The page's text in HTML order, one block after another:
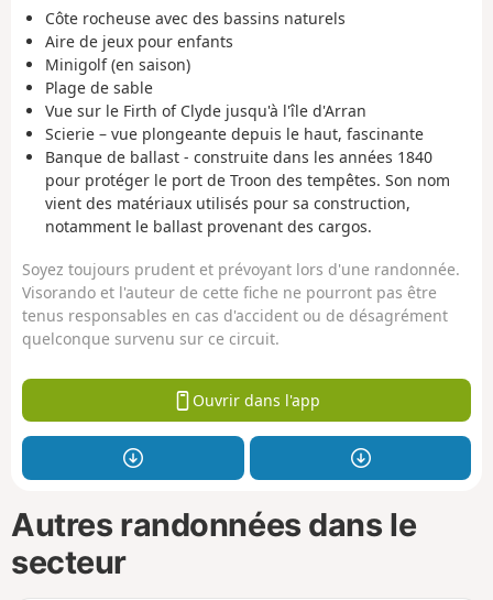
Côte rocheuse avec des bassins naturels
Aire de jeux pour enfants
Minigolf (en saison)
Plage de sable
Vue sur le Firth of Clyde jusqu'à l'île d'Arran
Scierie – vue plongeante depuis le haut, fascinante
Banque de ballast - construite dans les années 1840
pour protéger le port de Troon des tempêtes. Son nom
vient des matériaux utilisés pour sa construction,
notamment le ballast provenant des cargos.
Soyez toujours prudent et prévoyant lors d'une randonnée.
Visorando et l'auteur de cette fiche ne pourront pas être
tenus responsables en cas d'accident ou de désagrément
quelconque survenu sur ce circuit.
Ouvrir dans l'app
Autres randonnées dans le
secteur